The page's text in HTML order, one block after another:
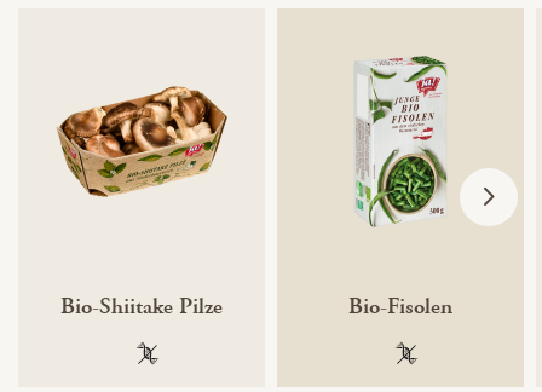
Bio-Shiitake Pilze
100 % gentechnikfrei
Bio-Fisolen
100 %